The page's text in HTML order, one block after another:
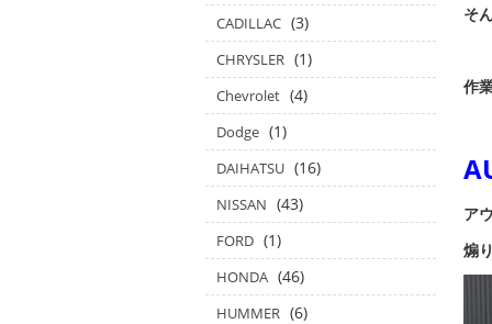
そ
作
ア
煽
CADILLAC (3)
CHRYSLER (1)
Chevrolet (4)
Dodge (1)
DAIHATSU (16)
NISSAN (43)
FORD (1)
HONDA (46)
HUMMER (6)